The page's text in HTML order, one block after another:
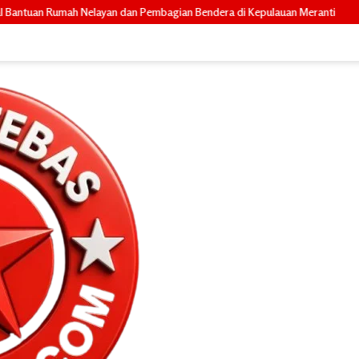
Bendera di Kepulauan Meranti Anggota DPRD Dyan